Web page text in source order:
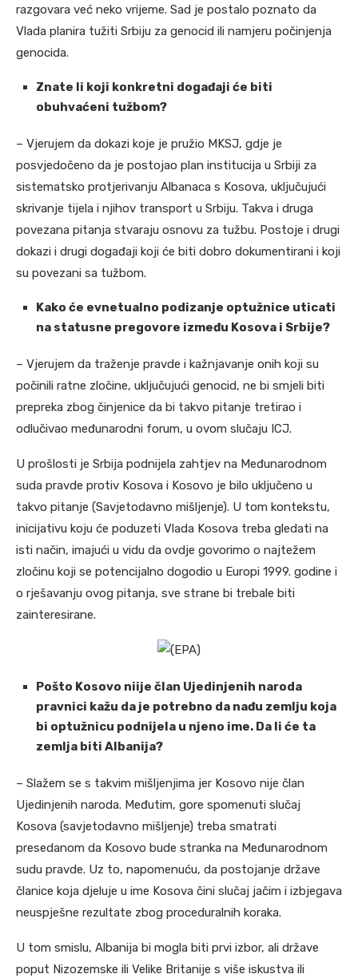
razgovara već neko vrijeme. Sad je postalo poznato da
Vlada planira tužiti Srbiju za genocid ili namjeru počinjenja
genocida.
Znate li koji konkretni događaji će biti
obuhvaćeni tužbom?
– Vjerujem da dokazi koje je pružio MKSJ, gdje je
posvjedočeno da je postojao plan institucija u Srbiji za
sistematsko protjerivanju Albanaca s Kosova, uključujući
skrivanje tijela i njihov transport u Srbiju. Takva i druga
povezana pitanja stvaraju osnovu za tužbu. Postoje i drugi
dokazi i drugi događaji koji će biti dobro dokumentirani i koji
su povezani sa tužbom.
Kako će evnetualno podizanje optužnice uticati
na statusne pregovore između Kosova i Srbije?
– Vjerujem da traženje pravde i kažnjavanje onih koji su
počinili ratne zločine, uključujući genocid, ne bi smjeli biti
prepreka zbog činjenice da bi takvo pitanje tretirao i
odlučivao međunarodni forum, u ovom slučaju ICJ.
U prošlosti je Srbija podnijela zahtjev na Međunarodnom
suda pravde protiv Kosova i Kosovo je bilo uključeno u
takvo pitanje (Savjetodavno mišljenje). U tom kontekstu,
inicijativu koju će poduzeti Vlada Kosova treba gledati na
isti način, imajući u vidu da ovdje govorimo o najtežem
zločinu koji se potencijalno dogodio u Europi 1999. godine i
o rješavanju ovog pitanja, sve strane bi trebale biti
zainteresirane.
(EPA)
Pošto Kosovo niije član Ujedinjenih naroda
pravnici kažu da je potrebno da nađu zemlju koja
bi optužnicu podnijela u njeno ime. Da li će ta
zemlja biti Albanija?
– Slažem se s takvim mišljenjima jer Kosovo nije član
Ujedinjenih naroda. Međutim, gore spomenuti slučaj
Kosova (savjetodavno mišljenje) treba smatrati
presedanom da Kosovo bude stranka na Međunarodnom
sudu pravde. Uz to, napomenuću, da postojanje države
članice koja djeluje u ime Kosova čini slučaj jačim i izbjegava
neuspješne rezultate zbog proceduralnih koraka.
U tom smislu, Albanija bi mogla biti prvi izbor, ali države
poput Nizozemske ili Velike Britanije s više iskustva ili